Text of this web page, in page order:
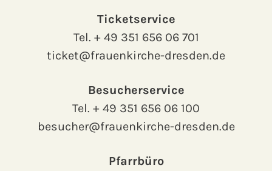
Ticketservice
Tel. + 49 351 656 06 701
ticket@frauenkirche-dresden.de
Besucherservice
Tel. + 49 351 656 06 100
besucher@frauenkirche-dresden.de
Pfarrbüro